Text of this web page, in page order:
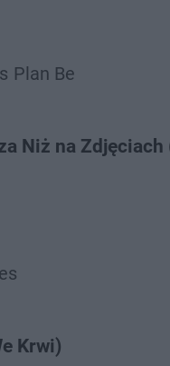
Plan Be
Niż na Zdjęciach
Krwi)